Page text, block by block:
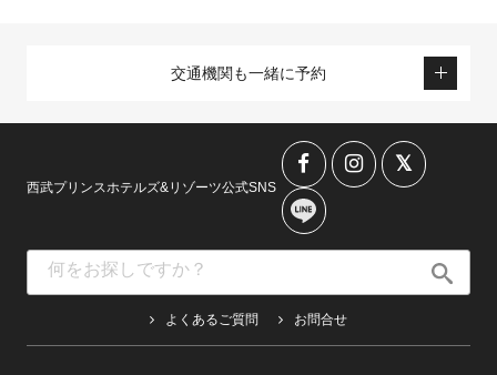
交通機関も一緒に予約
西武プリンスホテルズ&リゾーツ公式SNS
よくあるご質問 お問合せ